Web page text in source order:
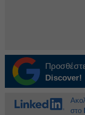
Discover!
στο